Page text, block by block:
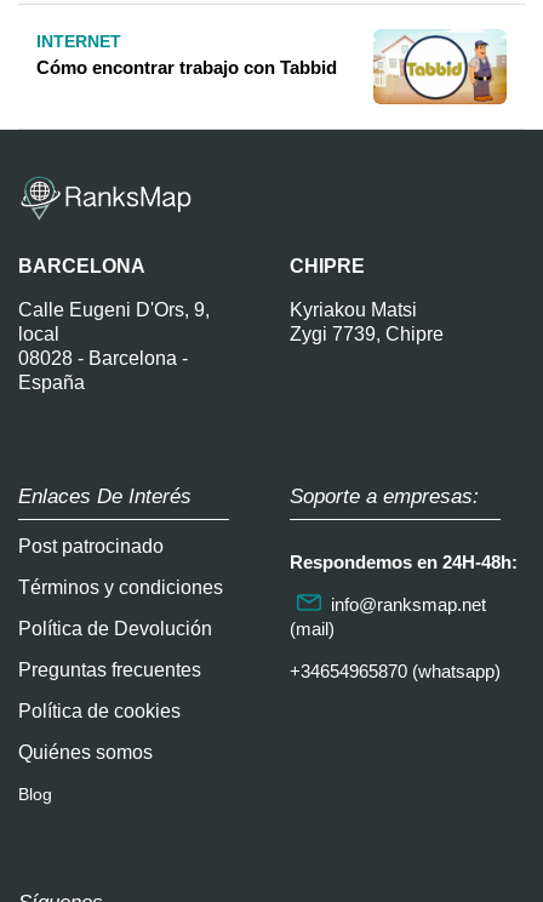
INTERNET
Cómo encontrar trabajo con Tabbid
BARCELONA
Calle Eugeni D'Ors, 9,
local
08028 - Barcelona -
España
CHIPRE
Kyriakou Matsi
Zygi 7739, Chipre
Enlaces De Interés
Post patrocinado
Términos y condiciones
Política de Devolución
Preguntas frecuentes
Política de cookies
Quiénes somos
Blog
Soporte a empresas:
Respondemos en 24H-48h:
info@ranksmap.net
(mail)
+34654965870 (whatsapp)